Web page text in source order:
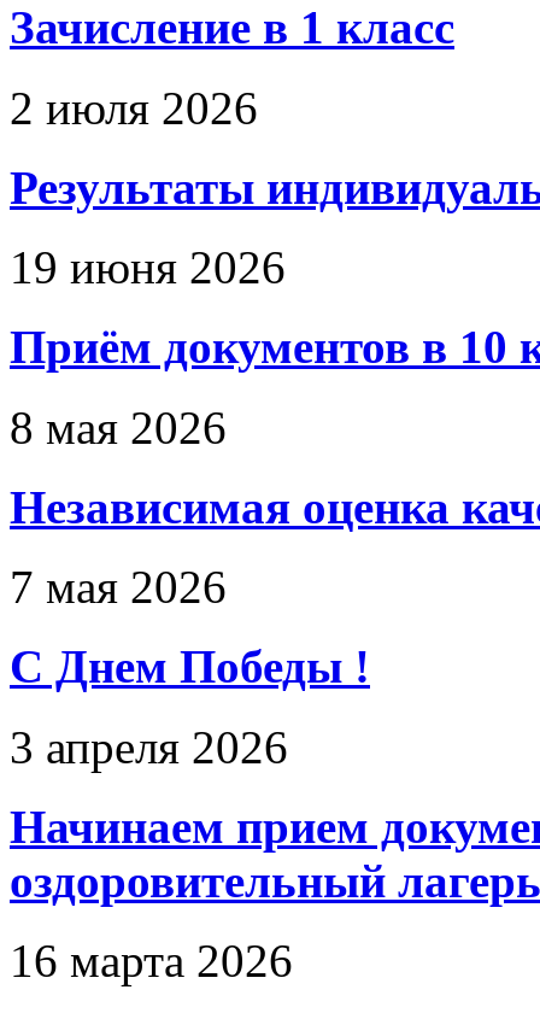
Зачисление в 1 класс
2 июля 2026
Результаты
19 июня 2026
Приём документов в 10
8 мая 2026
Независимая оценка
7 мая 2026
С Днем Победы !
3 апреля 2026
Начинаем прием
оздоровительный
16 марта 2026